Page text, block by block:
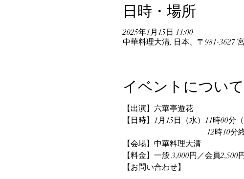
日時・場所
2025年1月15日 11:00
中華料理大清, 日本、〒981-3627
イベントについて
【出演】六華亭遊花
【日時】1月15日（水）11時00分
12時10分終演後
【会場】中華料理大清
【料金】一般 3,000円／会員
【お問い合わせ】